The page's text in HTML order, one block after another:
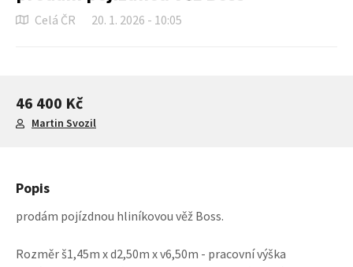
Celá ČR 20. 1. 2026 - 10:05
46 400 Kč
Martin Svozil
Popis
prodám pojízdnou hliníkovou věž Boss.
Rozměr š1,45m x d2,50m x v6,50m - pracovní výška